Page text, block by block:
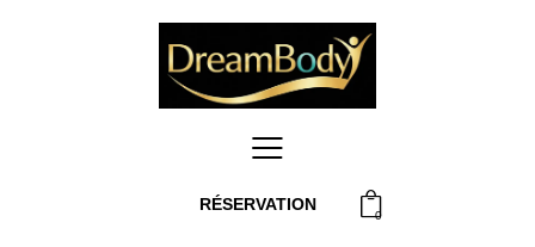
RÉSERVATION
0